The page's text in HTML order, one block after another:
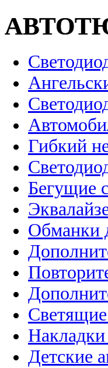
Гибкий
Бегущие
Обманки
Детские